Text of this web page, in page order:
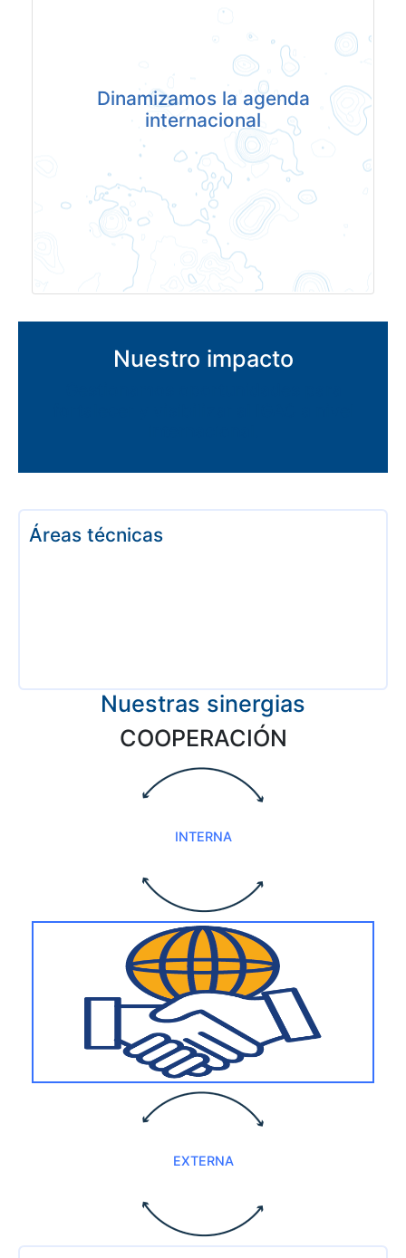
Dinamizamos la agenda
internacional
Nuestro impacto
Áreas técnicas
Nuestras sinergias
COOPERACIÓN
INTERNA
EXTERNA